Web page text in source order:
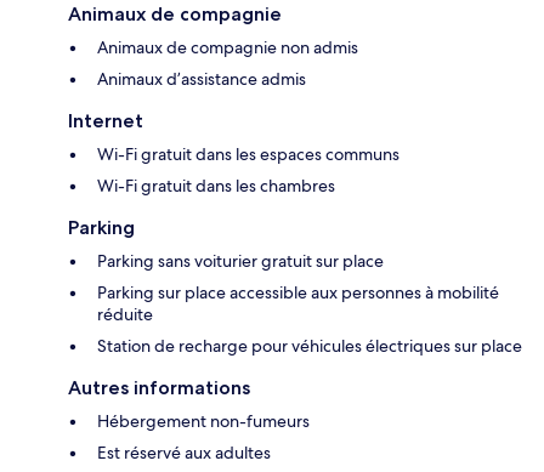
Animaux de compagnie
Animaux de compagnie non admis
Animaux d’assistance admis
Internet
Wi-Fi gratuit dans les espaces communs
Wi-Fi gratuit dans les chambres
Parking
Parking sans voiturier gratuit sur place
Parking sur place accessible aux personnes à mobilité
réduite
Station de recharge pour véhicules électriques sur place
Autres informations
Hébergement non-fumeurs
Est réservé aux adultes